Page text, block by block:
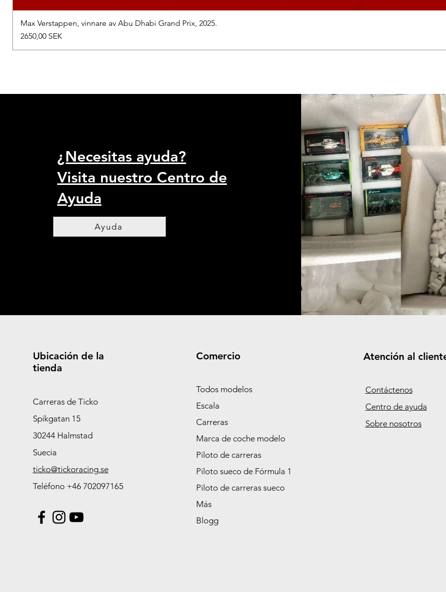
Max Verstappen, vinnare av Abu Dhabi Grand Prix, 2025.
Precio
2650,00 SEK
¿Necesitas ayuda?
Visita nuestro Centro de
Ayuda
Ayuda
Ubicación de la
tienda
Carreras de Ticko
Spikgatan 15
30244 Halmstad
Suecia
ticko@tickoracing.se
Teléfono +46 702097165
Comercio
Todos modelos
Escala
Carreras
Marca de coche modelo
Piloto de carreras
Piloto sueco de Fórmula 1
Piloto de carreras sueco
Más
Blogg
Atención al
Contáctenos
Centro de ayuda
Sobre nosotros